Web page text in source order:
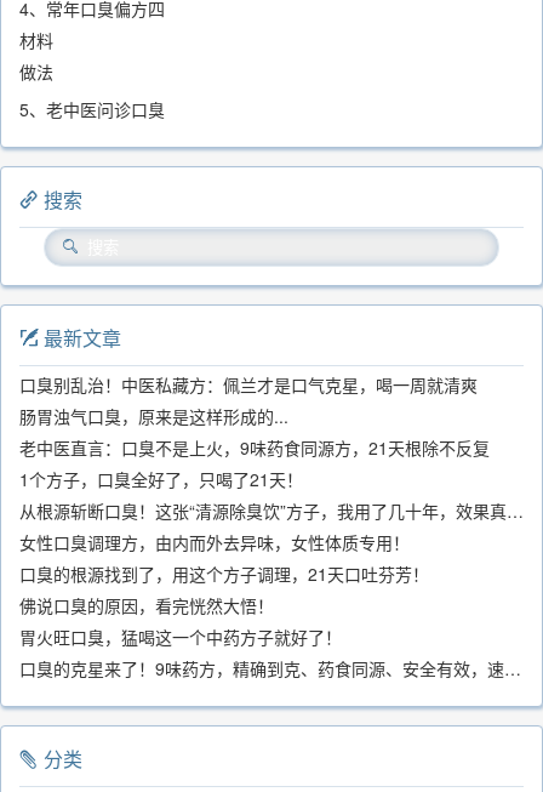
4、常年口臭偏方四
材料
做法
5、老中医问诊口臭
搜索
最新文章
口臭别乱治！中医私藏方：佩兰才是口气克星，喝一周就清爽
肠胃浊气口臭，原来是这样形成的...
老中医直言：口臭不是上火，9味药食同源方，21天根除不反复
1个方子，口臭全好了，只喝了21天！
从根源斩断口臭！这张“清源除臭饮”方子，我用了几十年，效果真不错
女性口臭调理方，由内而外去异味，女性体质专用！
口臭的根源找到了，用这个方子调理，21天口吐芬芳！
佛说口臭的原因，看完恍然大悟！
胃火旺口臭，猛喝这一个中药方子就好了！
口臭的克星来了！9味药方，精确到克、药食同源、安全有效，速看！
分类